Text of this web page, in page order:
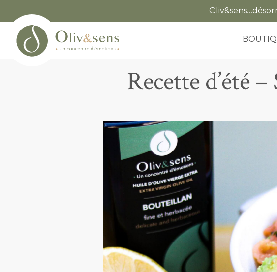
Recette d’été